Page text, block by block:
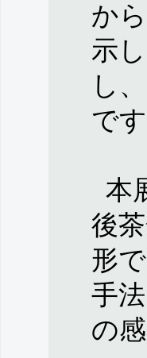
か
示
し
です
本
後
形
手
の